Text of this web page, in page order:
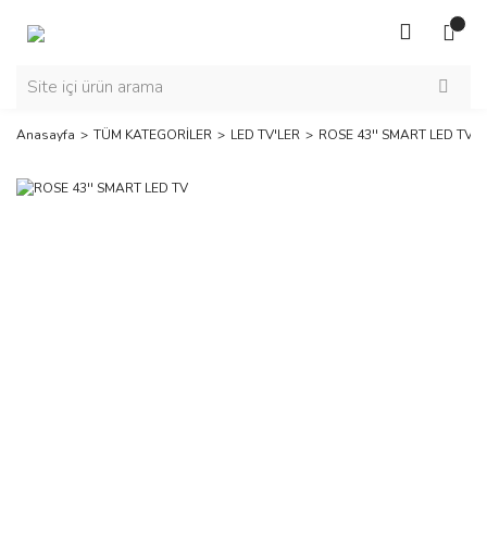
Anasayfa TÜM KATEGORİLER LED TV'LER ROSE 43'' SMART LED TV